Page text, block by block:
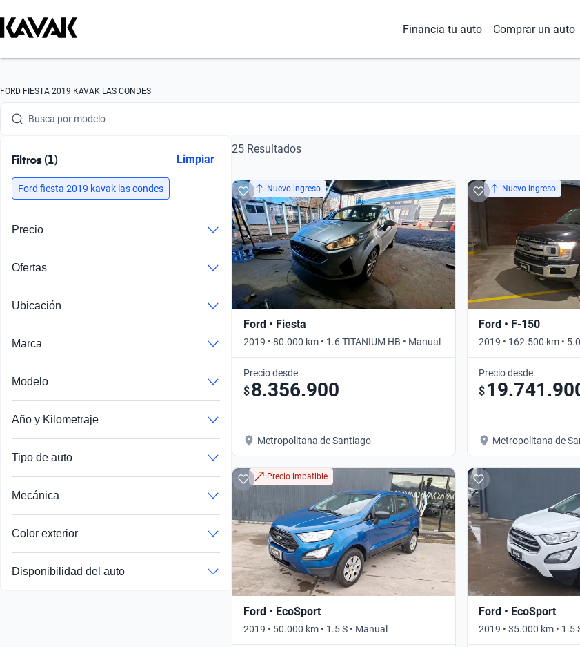
Financia tu auto Comprar un auto
FORD FIESTA 2019 KAVAK LAS CONDES
Busca por marca
Busca por modelo
Busca por año
Busca por marca
Busca por versión
Busca por año
Filtros (1) Limpiar
Ford fiesta 2019 kavak las condes
Precio
Ofertas
Ubicación
Marca
Modelo
Año y Kilometraje
Tipo de auto
Mecánica
Color exterior
Disponibilidad del auto
25 Resultados
Nuevo ingreso
Ford • Fiesta
2019 • 80.000 km • 1.6 TITANIUM HB • Manual
Precio desde
$8.356.900
Metropolitana de Santiago
Nuevo ingreso
Ford • F-150
2019 • 162.500 km •
CAB 4WD • Automático
Precio desde
$
Metropolitana de
Precio imbatible
Ford • EcoSport
2019 • 50.000 km • 1.5 S • Manual
Ford • EcoSport
2019 • 35.000 km • 1.5